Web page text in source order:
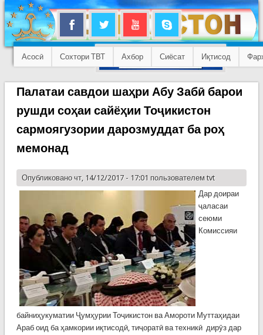
Асосӣ Сохтори ТВТ Ахбор Сиёсат Иқтисод
Палатаи савдои шаҳри Абу Забӣ барои
рушди соҳаи сайёҳии Тоҷикистон
сармоягузории дарозмуддат ба роҳ
мемонад
Опубликовано чт, 14/12/2017 - 17:01 пользователем tvt
Дар доираи
ҷаласаи
сеюми
Комиссияи
байниҳукуматии Ҷумҳурии Тоҷикистон ва Амороти Муттаҳидаи
Араб оид ба ҳамкории иқтисодӣ, тиҷоратӣ ва техникӣ дирӯз дар